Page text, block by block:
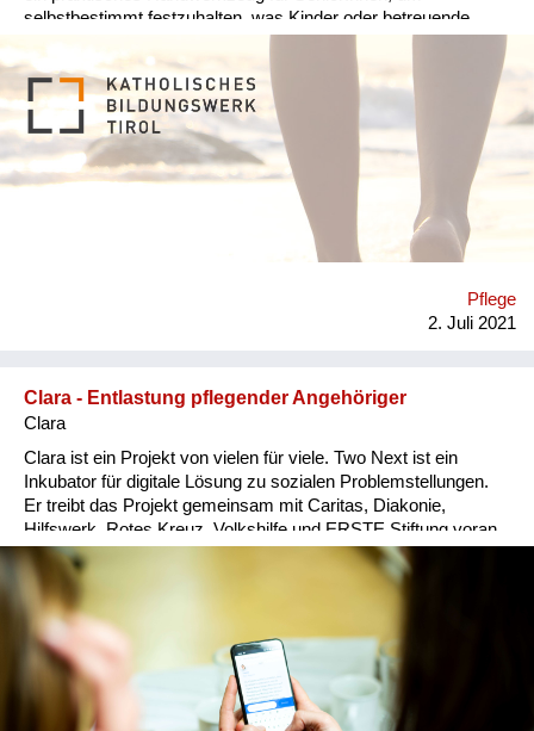
selbstbestimmt festzuhalten, was Kinder oder betreuende
Personen über sie wissen sollen. Was bewirkt der
Biografiepass? Dieser kommt vor allem dann zum Einsatz,
wenn die SeniorInnen selbst nicht mehr in der Lage sind, ihre
Wünsche zu äußern, ihnen die Kraft dazu fehlt bzw. nicht mehr
selbständig agieren können. Dabei werden wichtige Rituale
und Gewohnheiten, persönliche Vorlieben und Wünsche
festgehalten wie z.B. Essgewohnheiten, welche Musik möchte
ich hören, wenn ich nicht mehr ansprechbar bin, welche Dinge
sind mir liebgeworden… Mithilfe des Biografiepasses ist es
Angehörigen und Betreuenden möglich im Fall von plötzlichen
Sinne der Seniorin/des Seniors zu agieren. Der Biografiepass
stellt sicher, dass der alternde Mensch nach seinen Wünschen
Pflege
2. Juli 2021
Clara - Entlastung pflegender Angehöriger
Clara
Clara ist ein Projekt von vielen für viele. Two Next ist ein
Inkubator für digitale Lösung zu sozialen Problemstellungen.
Er treibt das Projekt gemeinsam mit Caritas, Diakonie,
Hilfswerk, Rotes Kreuz, Volkshilfe und ERSTE Stiftung voran.
Clara wird vom Ludwig Boltzmann Institut, der
Pflegewissenschaft, sowie der Interessensgemeinschaft
pflegender Angehöriger begleitet. Rund eine Million Menschen
in Österreich kümmern sich um Familienmitglieder oder
andere nahestehende Personen. Sie unterstützen beim
Waschen, organisieren Arztbesuche, helfen beim Essen oder
sind einfach da und hören zu. Und das bis zu 24 Stunden am
Tag. Das ist oft erfüllend und macht Spaß. Aber es ist auch